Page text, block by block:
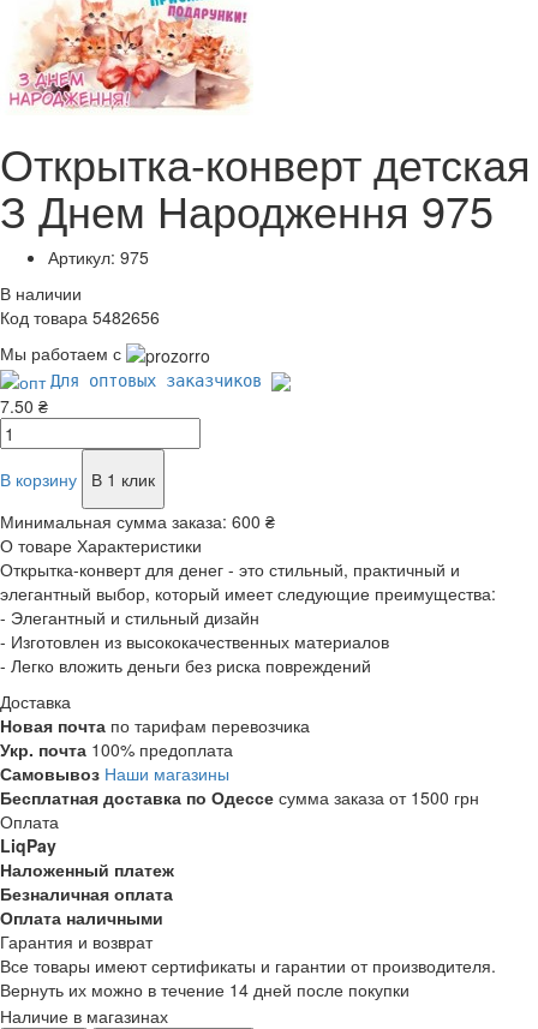
Открытка-конверт детская
З Днем Народження 975
Артикул: 975
В наличии
Код товара 5482656
Мы работаем с
Для оптовых заказчиков
7.50 ₴
В корзину
В 1 клик
Минимальная сумма заказа: 600 ₴
О товаре Характеристики
Открытка-конверт для денег - это стильный, практичный и
элегантный выбор, который имеет следующие преимущества:
- Элегантный и стильный дизайн
- Изготовлен из высококачественных материалов
- Легко вложить деньги без риска повреждений
Доставка
Новая почта по тарифам перевозчика
Укр. почта 100% предоплата
Самовывоз Наши магазины
Бесплатная доставка по Одессе сумма заказа от 1500 грн
Оплата
LiqPay
Наложенный платеж
Безналичная оплата
Оплата наличными
Гарантия и возврат
Все товары имеют сертификаты и гарантии от производителя.
Вернуть их можно в течение 14 дней после покупки
Наличие в магазинах